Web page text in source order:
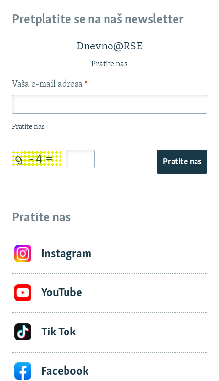
Pretplatite se na naš newsletter
Dnevno@RSE
Pratite nas
Vaša e-mail adresa *
Pratite nas
Pratite nas
Pratite nas
Instagram
YouTube
Tik Tok
Facebook